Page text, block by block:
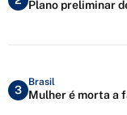
Plano preliminar
3
Brasil
Mulher é morta a